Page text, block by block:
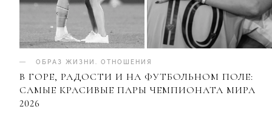
ОБРАЗ ЖИЗНИ . ОТНОШЕНИЯ
В ГОРЕ, РАДОСТИ И НА ФУТБОЛЬНОМ ПОЛЕ:
САМЫЕ КРАСИВЫЕ ПАРЫ ЧЕМПИОНАТА МИРА
2026